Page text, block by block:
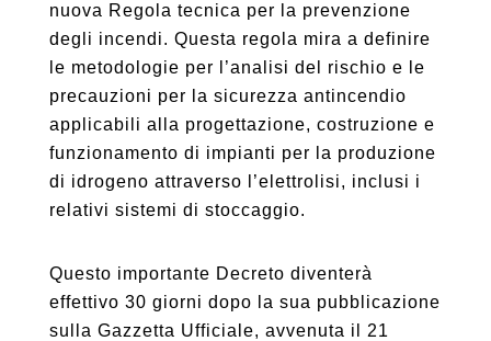
nuova Regola tecnica per la prevenzione
degli incendi. Questa regola mira a definire
le metodologie per l’analisi del rischio e le
precauzioni per la sicurezza antincendio
applicabili alla progettazione, costruzione e
funzionamento di impianti per la produzione
di idrogeno attraverso l’elettrolisi, inclusi i
relativi sistemi di stoccaggio.
Questo importante Decreto diventerà
effettivo 30 giorni dopo la sua pubblicazione
sulla Gazzetta Ufficiale, avvenuta il 21